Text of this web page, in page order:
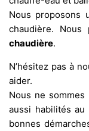
Nous proposons
chaudière. Nous
chaudière.
N’hésitez pas à
aider.
Nous ne
aussi habilités
bonnes